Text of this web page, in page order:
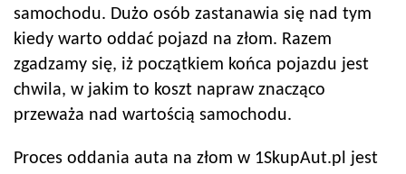
samochodu. Dużo osób zastanawia się nad tym
kiedy warto oddać pojazd na złom. Razem
zgadzamy się, iż początkiem końca pojazdu jest
chwila, w jakim to koszt napraw znacząco
przeważa nad wartością samochodu.
Proces oddania auta na złom w 1SkupAut.pl jest